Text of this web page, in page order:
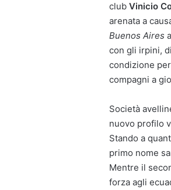
club Vinicio
arenata a
Buenos Aires
con gli irpini,
condizione
compagni a
Società
nuovo profilo
Stando a
primo nome
Mentre il
forza agli